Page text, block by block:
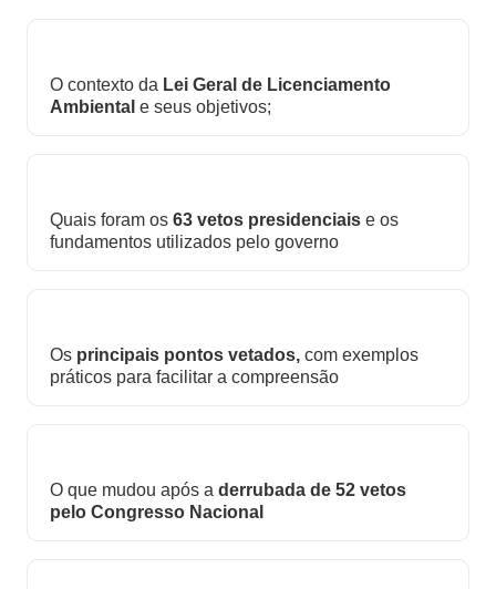
O contexto da Lei Geral de Licenciamento
Ambiental e seus objetivos;
Quais foram os 63 vetos presidenciais e os
fundamentos utilizados pelo governo
Os principais pontos vetados, com exemplos
práticos para facilitar a compreensão
O que mudou após a derrubada de 52 vetos
pelo Congresso Nacional